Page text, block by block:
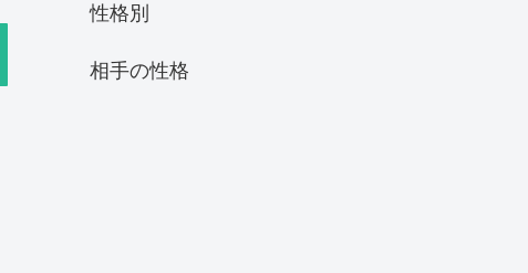
性格別
相手の性格